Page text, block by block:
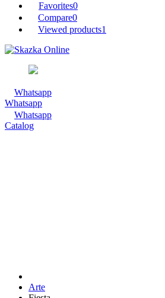
Favorites0
Compare0
Viewed products1
Whatsapp
Whatsapp
Whatsapp
Catalog
Аrte